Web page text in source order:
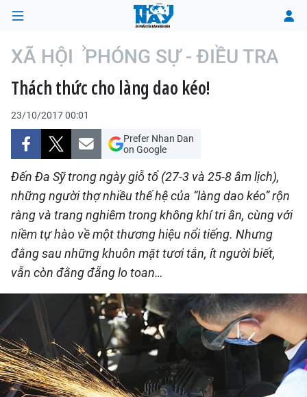
TRANG CHỦ
THỜI SỰ
CHÍNH TRỊ
XÃ HỘI
KINH TẾ
ĐÔ THỊ
VĂN HÓA - VĂN NGHỆ
QUỐC TẾ
THỂ THAO
DU LỊCH
XÃ HỘI PHÓNG SỰ - ĐIỀU TRA
Thách thức cho làng dao kéo!
23/10/2017 00:01
Prefer Nhan Dan
on Google
Đến Đa Sỹ trong ngày giỗ tổ (27-3 và 25-8 âm lịch),
những người thợ nhiều thế hệ của “làng dao kéo” rộn
ràng và trang nghiêm trong không khí tri ân, cùng với
niềm tự hào về một thương hiệu nổi tiếng. Nhưng
đằng sau những khuôn mặt tươi tắn, ít người biết,
vẫn còn đằng đẵng lo toan…